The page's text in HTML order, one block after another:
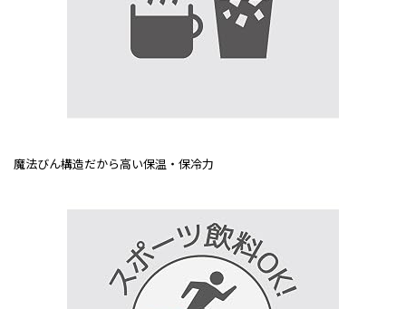
魔法びん構造だから高い保温・保冷力